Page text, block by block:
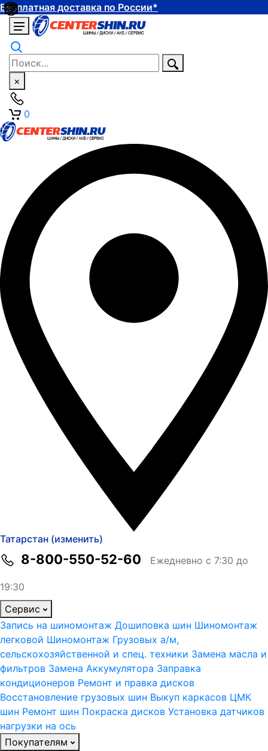
Бесплатная доставка по России*
×
0
Татарстан (изменить)
8-800-550-52-60 Ежедневно с 7:30 до
19:30
Сервис
Запись на шиномонтаж Дошиповка шин Шиномонтаж
легковой Шиномонтаж Грузовых а/м,
сельскохозяйственной и спец. техники Замена масла и
фильтров Замена Аккумулятора Заправка
кондиционеров Ремонт и правка дисков
Восстановление грузовых шин Выкуп каркасов ЦМК
шин Ремонт шин Покраска дисков Установка датчиков
нагрузки на ось
Покупателям